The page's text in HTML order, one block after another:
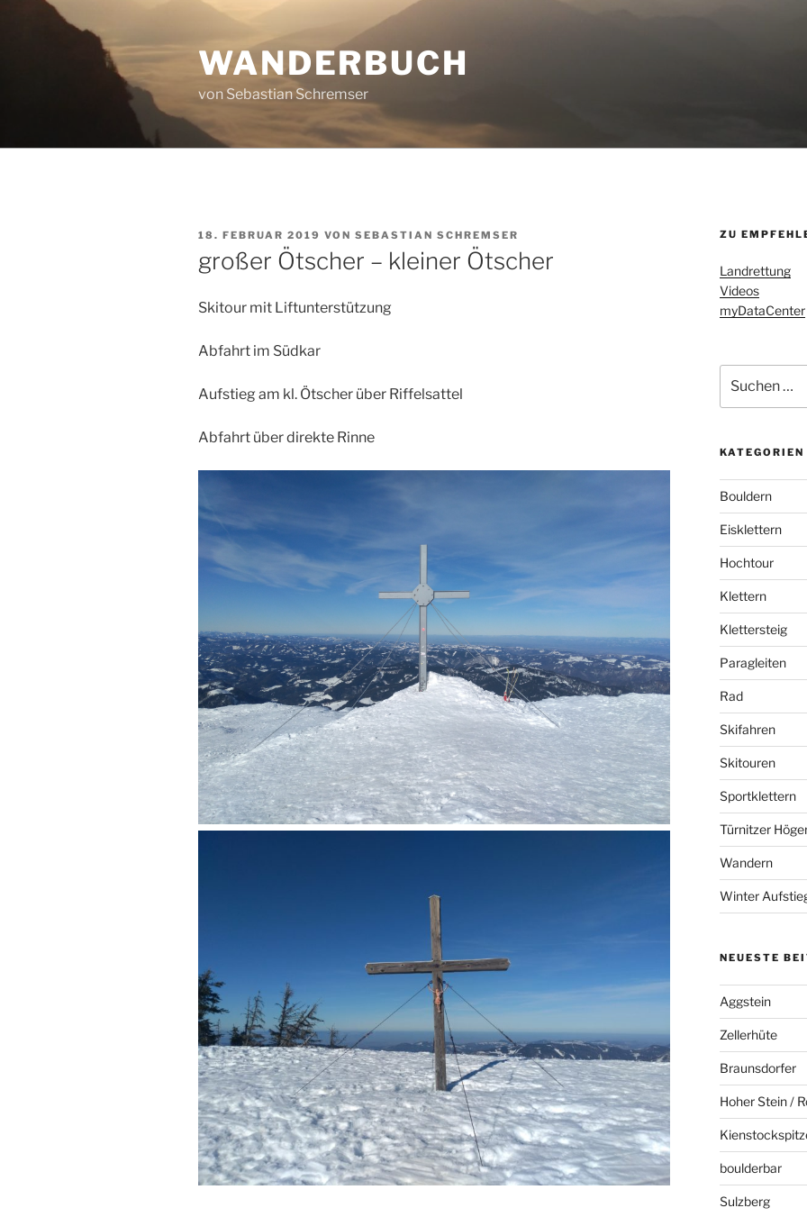
WANDERBUCH
von Sebastian Schremser
VERÖFFENTLICHT
18. FEBRUAR 2019 VON SEBASTIAN SCHREMSER
großer Ötscher – kleiner Ötscher
Skitour mit Liftunterstützung
Abfahrt im Südkar
Aufstieg am kl. Ötscher über Riffelsattel
Abfahrt über direkte Rinne
ZU
Landrettung
Videos
myDataCenter
nach:
KATEGORIEN
Bouldern
Eisklettern
Hochtour
Klettern
Klettersteig
Paragleiten
Rad
Skifahren
Skitouren
Sportklettern
Türnitzer
Wandern
Winter
NEUESTE
Aggstein
Zellerhüte
Braunsdorfer
Hoher Stein /
boulderbar
Sulzberg